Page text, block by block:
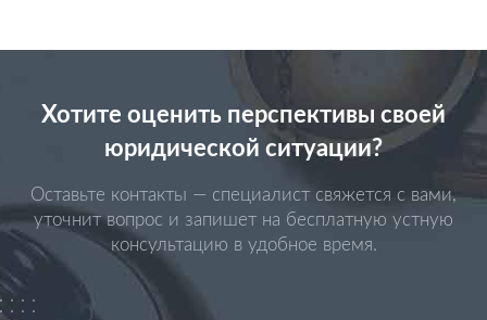
Хотите оценить перспективы своей
юридической ситуации?
Оставьте контакты — специалист свяжется с вами,
уточнит вопрос и запишет на бесплатную устную
консультацию в удобное время.